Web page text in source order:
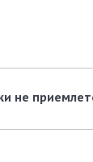
не